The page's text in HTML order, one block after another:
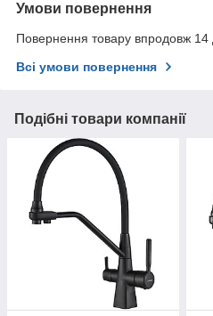
Умови повернення
Повернення товару впродовж 14
Всі умови повернення
Подібні товари компанії